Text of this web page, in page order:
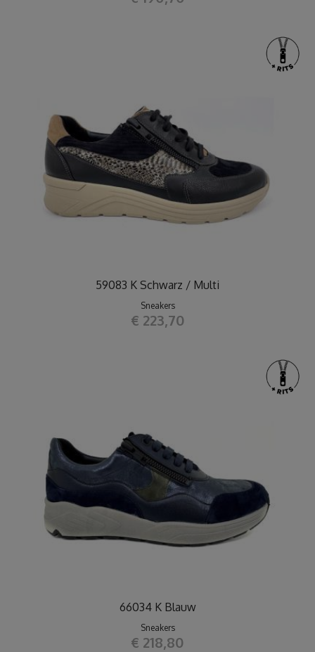
59083 K Schwarz / Multi
Sneakers
€ 223,70
66034 K Blauw
Sneakers
€ 218,80